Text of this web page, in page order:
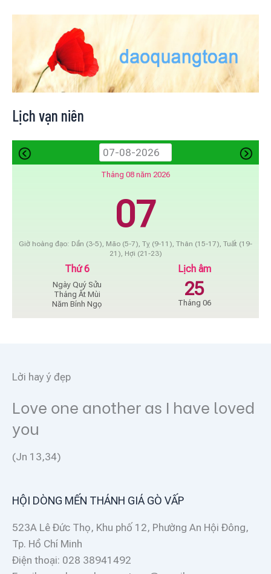
Lịch vạn niên
Tháng 08 năm 2026
07
Giờ hoàng đạo: Dần (3-5), Mão (5-7), Tỵ (9-11), Thân (15-17), Tuất (19-
21), Hợi (21-23)
Thứ 6
Ngày Quý Sửu
Tháng Ất Mùi
Năm Bính Ngọ
Lịch âm
25
Tháng 06
Lời hay ý đẹp
Love one another as I have loved
you
(Jn 13,34)
HỘI DÒNG MẾN THÁNH GIÁ GÒ VẤP
523A Lê Đức Thọ, Khu phố 12, Phường An Hội Đông,
Tp. Hồ Chí Minh
Điện thoại: 028 38941492